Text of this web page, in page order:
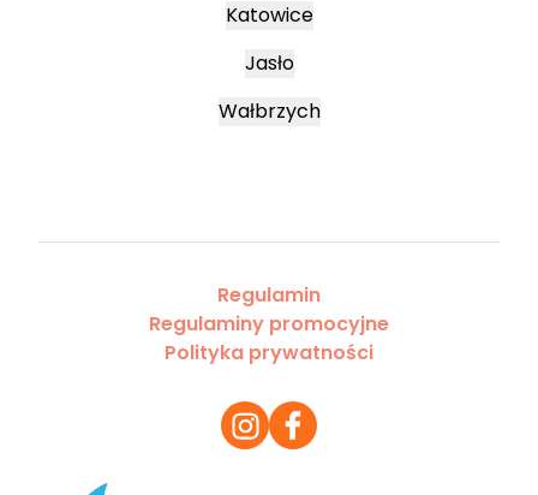
Katowice
Jasło
Wałbrzych
Regulamin
Regulaminy promocyjne
Polityka prywatności